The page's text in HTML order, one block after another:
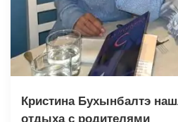
Кристина Бухынбалтэ
отдыха с родителями